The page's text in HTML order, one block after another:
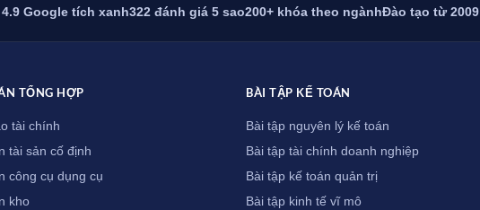
Google tích xanh322 đánh giá 5 sao200+ khóa theo ngànhĐào tạo từ 2009
TỔNG HỢP
tài chính
tài sản cố định
công cụ dụng cụ
kho
BÀI TẬP KẾ TOÁN
Bài tập nguyên lý kế toán
Bài tập tài chính doanh nghiệp
Bài tập kế toán quản trị
Bài tập kinh tế vĩ mô